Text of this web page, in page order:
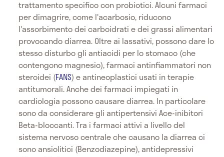
trattamento specifico con probiotici. Alcuni farmaci
per dimagrire, come l'acarbosio, riducono
l'assorbimento dei carboidrati e dei grassi alimentari
provocando diarrea. Oltre ai lassativi, possono dare lo
stesso disturbo gli antiacidi per lo stomaco (che
contengono magnesio), farmaci antinfiammatori non
steroidei (FANS) e antineoplastici usati in terapie
antitumorali. Anche dei farmaci impiegati in
cardiologia possono causare diarrea. In particolare
sono da considerare gli antipertensivi Ace-inibitori
Beta-bloccanti. Tra i farmaci attivi a livello del
sistema nervoso centrale che causano la diarrea ci
sono ansiolitici (Benzodiazepine), antidepressivi